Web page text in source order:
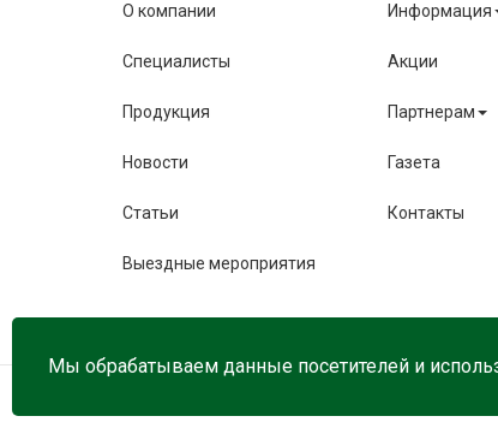
О компании
Специалисты
Продукция
Новости
Статьи
Выездные мероприятия
Информация
Акции
Партнерам
Газета
Контакты
Мы обрабатываем данные посетителей и